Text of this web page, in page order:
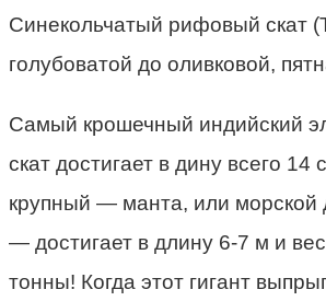
Синекольчатый рифовый скат
голубоватой до оливковой,
Самый крошечный индийский
скат достигает в дину всего
крупный — манта, или морской
— достигает в длину 6-7 м и
тонны! Когда этот гигант